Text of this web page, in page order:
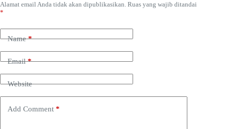
Alamat email Anda tidak akan dipublikasikan. Ruas yang wajib ditandai
*
Name*
Email*
Website
Add Comment *